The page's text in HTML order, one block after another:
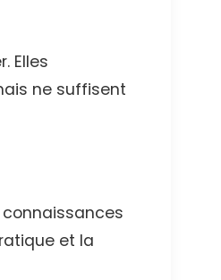
Elles
ne suffisent
et la